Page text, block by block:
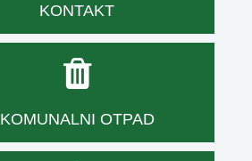
KONTAKT
KOMUNALNI OTPAD